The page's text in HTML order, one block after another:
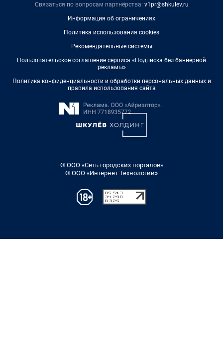
Связаться по вопросам партнёрства: v1pr@shkulev.ru
Информация об ограничениях
Политика использования cookies
Рекомендательные системы
Пользовательское соглашение сервиса «Подписка без баннерной
рекламы»
Политика конфиденциальности и обработки персональных данных и
правила использования сайта
© ООО «Сеть городских порталов»
© ООО «Интернет Технологии»